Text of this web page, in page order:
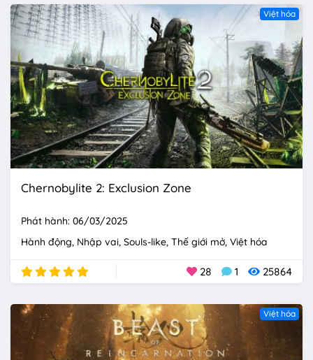
Việt hóa
Chernobylite 2: Exclusion Zone
Phát hành: 06/03/2025
Hành động Nhập vai Souls-like Thế giới mở Việt hóa
28 1 25864
Việt hóa